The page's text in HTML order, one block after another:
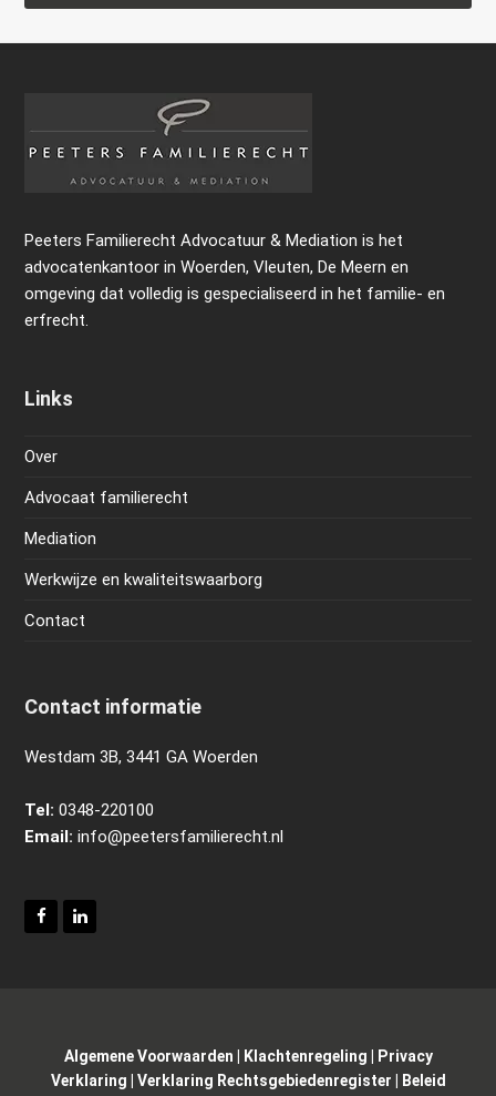
Peeters Familierecht Advocatuur & Mediation is het
advocatenkantoor in Woerden, Vleuten, De Meern en
omgeving dat volledig is gespecialiseerd in het familie- en
erfrecht.
Links
Over
Advocaat familierecht
Mediation
Werkwijze en kwaliteitswaarborg
Contact
Contact informatie
Westdam 3B, 3441 GA Woerden
Tel: 0348-220100
Email: info@peetersfamilierecht.nl
Algemene Voorwaarden Klachtenregeling
Privacy
Verklaring
Verklaring Rechtsgebiedenregister
Beleid